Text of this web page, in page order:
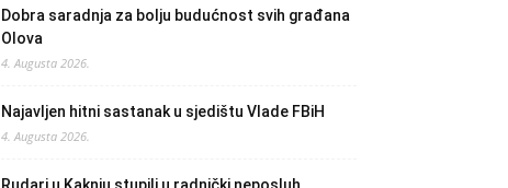
Dobra saradnja za bolju budućnost svih građana
Olova
4. Augusta 2026.
Najavljen hitni sastanak u sjedištu Vlade FBiH
4. Augusta 2026.